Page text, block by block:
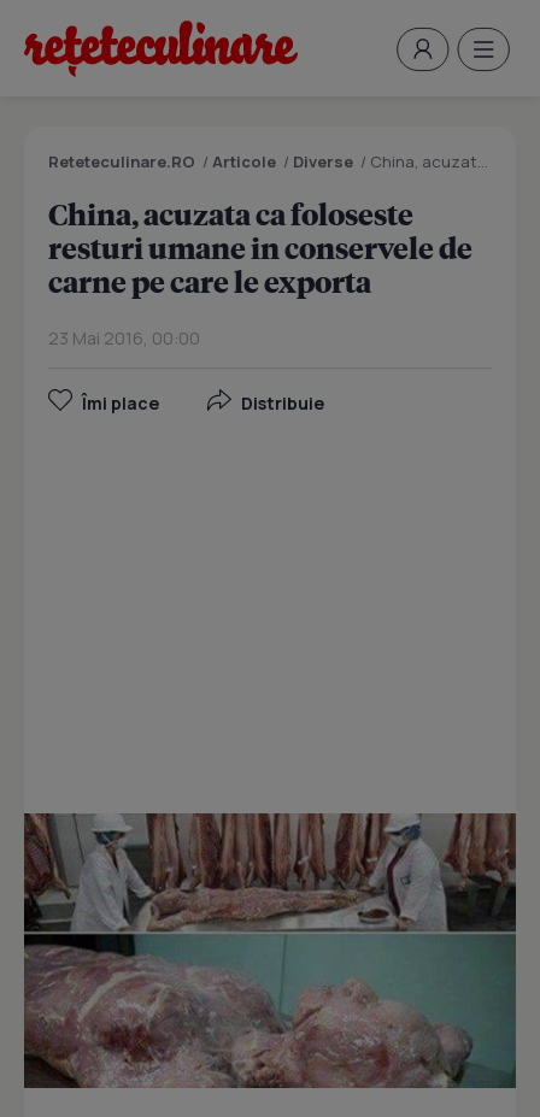
Reteteculinare.RO / Articole / Diverse / China, acuzata ca foloseste resturi umane in conservele de carne pe care le exporta
China, acuzata ca foloseste
resturi umane in conservele de
carne pe care le exporta
23 Mai 2016, 00:00
Îmi place Distribuie